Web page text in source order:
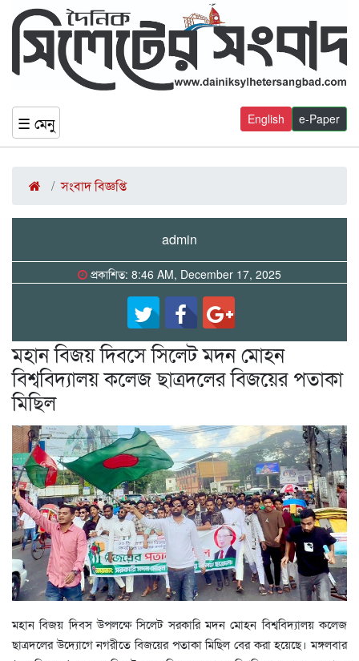
☰ মেনু e-Paper
English
সংবাদ বিজ্ঞপ্তি
admin
প্রকাশিত: 8:46 AM, December 17, 2025
মহান বিজয় দিবসে সিলেট মদন মোহন
বিশ্ববিদ্যালয় কলেজ ছাত্রদলের বিজয়ের পতাকা
মিছিল
মহান বিজয় দিবস উপলক্ষে সিলেট সরকারি মদন মোহন বিশ্ববিদ্যালয় কলেজ
ছাত্রদলের উদ্যোগে নগরীতে বিজয়ের পতাকা মিছিল বের করা হয়েছে। মঙ্গলবার